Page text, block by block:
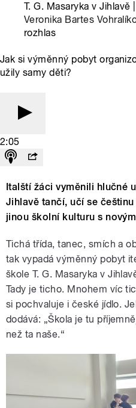
T. G. Masaryka v Jihlavě
Veronika Bartes
rozhlas
Jak si výměnný pobyt
užily samy děti?
2:05
Italští žáci vyměnili hlučné
Jihlavě tančí, učí se
jinou školní kulturu s
Tichá třída, tanec, smích a
tak vypadá výměnný pobyt
škole T. G. Masaryka v
Tady je ticho. Mnohem víc
si pochvaluje i české jídlo.
dodává: „Škola je tu
než ta naše.“